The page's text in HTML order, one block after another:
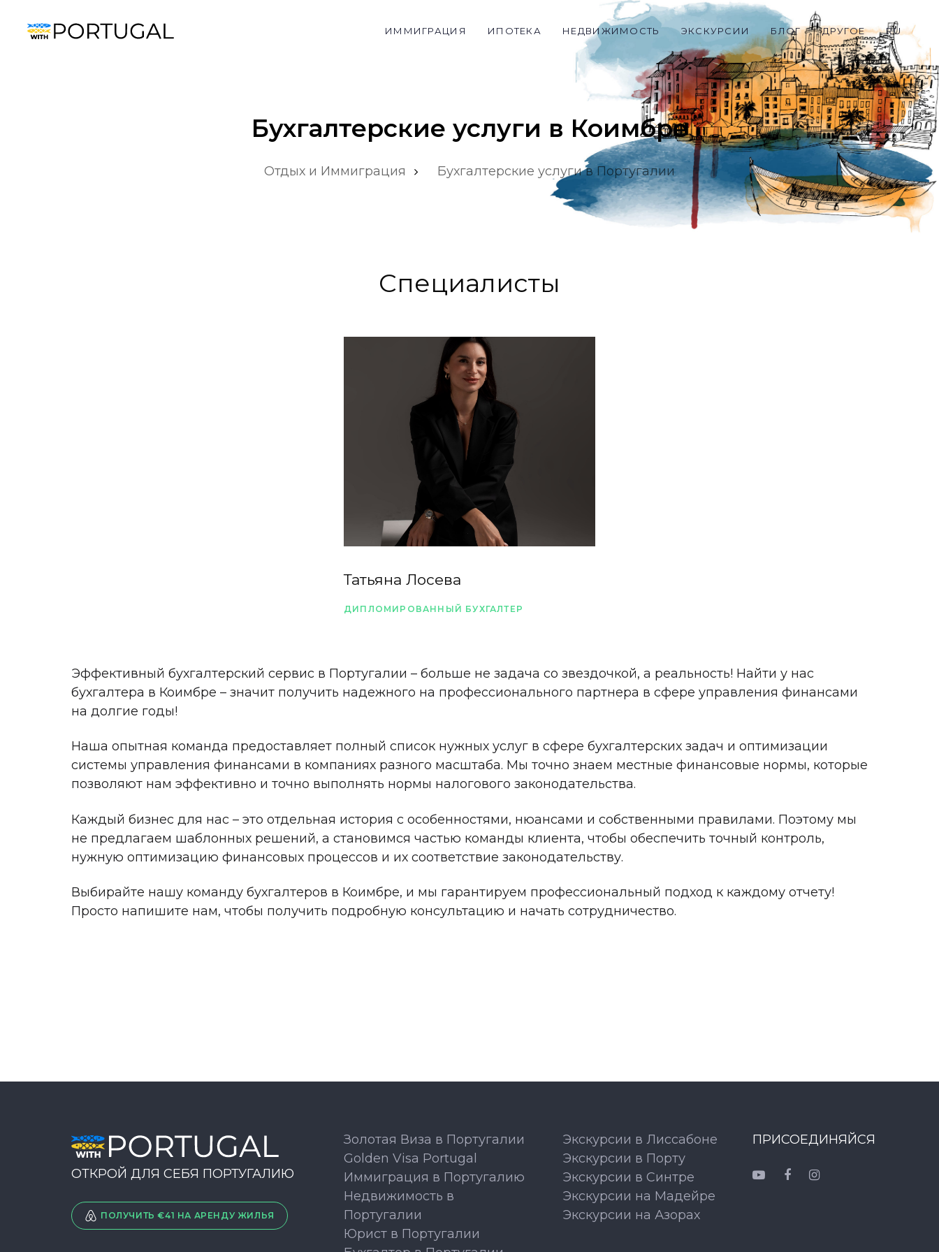
ИММИГРАЦИЯ ИПОТЕКА НЕДВИЖИМОСТЬ ЭКСКУРСИИ БЛОГ ДРУГОЕ RU
Бухгалтерские услуги в Коимбре
Отдых и Иммиграция Бухгалтерские услуги в Португалии
Специалисты
Татьяна Лосева
ДИПЛОМИРОВАННЫЙ БУХГАЛТЕР
Эффективный бухгалтерский сервис в Португалии – больше не задача со звездочкой, а реальность! Найти у нас
бухгалтера в Коимбре – значит получить надежного на профессионального партнера в сфере управления финансами
на долгие годы!
Наша опытная команда предоставляет полный список нужных услуг в сфере бухгалтерских задач и оптимизации
системы управления финансами в компаниях разного масштаба. Мы точно знаем местные финансовые нормы, которые
позволяют нам эффективно и точно выполнять нормы налогового законодательства.
Каждый бизнес для нас – это отдельная история с особенностями, нюансами и собственными правилами. Поэтому мы
не предлагаем шаблонных решений, а становимся частью команды клиента, чтобы обеспечить точный контроль,
нужную оптимизацию финансовых процессов и их соответствие законодательству.
Выбирайте нашу команду бухгалтеров в Коимбре, и мы гарантируем профессиональный подход к каждому отчету!
Просто напишите нам, чтобы получить подробную консультацию и начать сотрудничество.
ОТКРОЙ ДЛЯ СЕБЯ ПОРТУГАЛИЮ
ПОЛУЧИТЬ €41 НА АРЕНДУ ЖИЛЬЯ
Золотая Виза в Португалии
Golden Visa Portugal
Иммиграция в Португалию
Недвижимость в
Португалии
Юрист в Португалии
Экскурсии в Лиссабоне
Экскурсии в Порту
Экскурсии в Синтре
Экскурсии на Мадейре
Экскурсии на Азорах
ПРИСОЕДИНЯЙСЯ